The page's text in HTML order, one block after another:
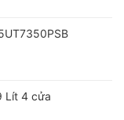
Lít 4 cửa